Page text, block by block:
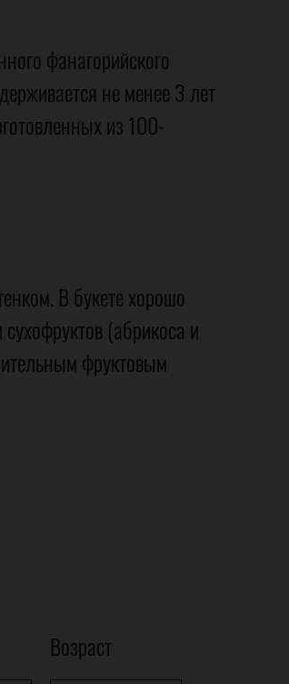
фанагорийского
не менее 3 лет
из 100-
В букете хорошо
(абрикоса и
фруктовым
Возраст